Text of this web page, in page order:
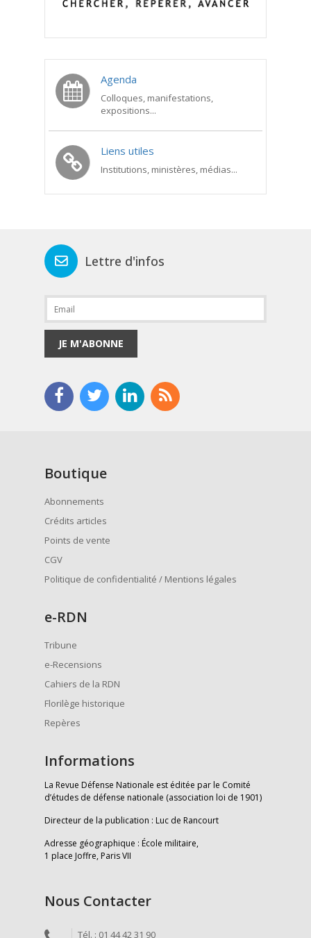
Agenda
Colloques, manifestations,
expositions...
Liens utiles
Institutions, ministères, médias...
Lettre d'infos
JE M'ABONNE
Boutique
Abonnements
Crédits articles
Points de vente
CGV
Politique de confidentialité / Mentions légales
e-RDN
Tribune
e-Recensions
Cahiers de la RDN
Florilège historique
Repères
Informations
La Revue Défense Nationale est éditée par le Comité
d’études de défense nationale (association loi de 1901)
Directeur de la publication : Luc de Rancourt
Adresse géographique : École militaire,
1 place Joffre, Paris VII
Nous Contacter
Tél. : 01 44 42 31 90